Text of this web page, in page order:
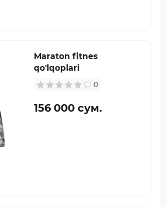
Maraton fitnes
qo'lqoplari
0
156 000 сум.